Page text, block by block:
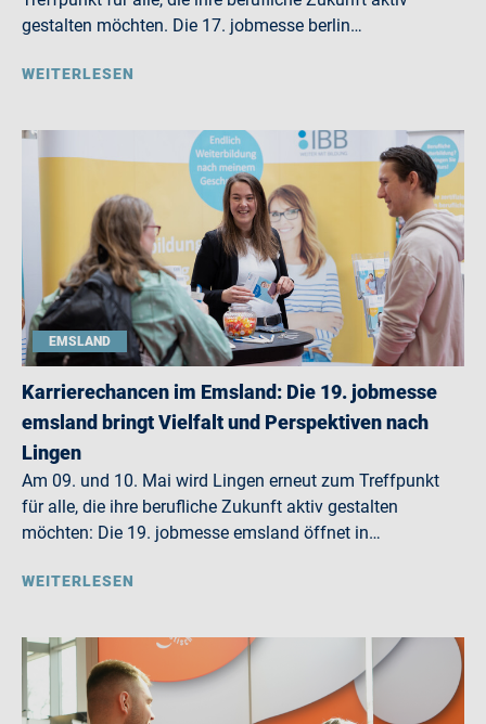
gestalten möchten. Die 17. jobmesse berlin…
WEITERLESEN
EMSLAND
Karrierechancen im Emsland: Die 19. jobmesse
emsland bringt Vielfalt und Perspektiven nach
Lingen
Am 09. und 10. Mai wird Lingen erneut zum Treffpunkt
für alle, die ihre berufliche Zukunft aktiv gestalten
möchten: Die 19. jobmesse emsland öffnet in…
WEITERLESEN